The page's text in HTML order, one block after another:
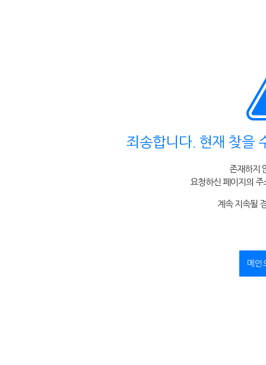
죄송합니다. 현재 찾을
존재하지
요청하신 페이지의 주
계속 지속될
메인